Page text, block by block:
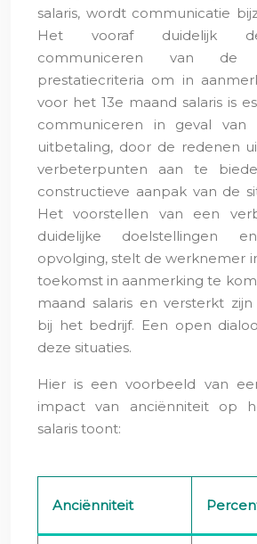
salaris, wordt communicatie
Het vooraf duidelijk
communiceren van
prestatiecriteria om in
voor het 13e maand salaris is
communiceren in geval van
uitbetaling, door de redenen
verbeterpunten aan te
constructieve aanpak van de
Het voorstellen van een
duidelijke doelstellingen
opvolging, stelt de werknemer
toekomst in aanmerking te
maand salaris en versterkt
bij het bedrijf. Een open
deze situaties.
Hier is een voorbeeld van
impact van anciënniteit op
salaris toont:
Anciënniteit